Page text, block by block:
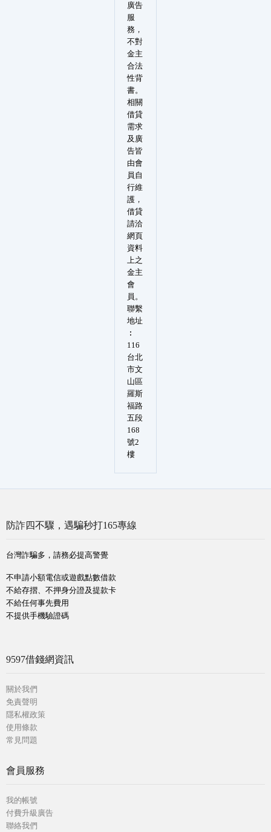
廣告
服
務，
不對
金主
合法
性背
書。
相關
借貸
需求
及廣
告皆
由會
員自
行維
護，
借貸
請洽
網頁
資料
上之
金主
會
員。
聯繫
地址
︰
116
台北
市文
山區
羅斯
福路
五段
168
號2
樓
防詐四不驟，遇騙秒打165專線
台灣詐騙多，請務必提高警覺
不申請小額電信或遊戲點數借款
不給存摺、不押身分證及提款卡
不給任何事先費用
不提供手機驗證碼
9597借錢網資訊
關於我們
免責聲明
隱私權政策
使用條款
常見問題
會員服務
我的帳號
付費升級廣告
聯絡我們